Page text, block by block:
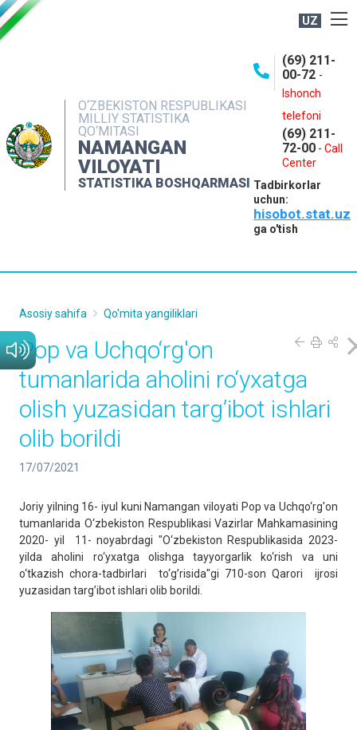
UZ
O‘ZBEKISTON RESPUBLIKASI
MILLIY STATISTIKA
QO‘MITASI
NAMANGAN
VILOYATI
STATISTIKA BOSHQARMASI
(69) 211-
00-72 -
Ishonch
telefoni
(69) 211-
72-00 - Call
Center
Tadbirkorlar
uchun:
hisobot.stat.uz
ga o'tish
NASHRLAR
INTERAKTIV XIZMATLAR
MATBUOT XIZMATI
MUROJAATLAR
Asosiy sahifa Qo'mita yangiliklari
Pop va Uchqo‘rg'on
tumanlarida aholini ro‘yxatga
olish yuzasidan targ’ibot ishlari
olib borildi
17/07/2021
Joriy yilning 16- iyul kuni Namangan viloyati Pop va Uchqo‘rg'on
tumanlarida O‘zbekiston Respublikasi Vazirlar Mahkamasining
2020- yil 11- noyabrdagi "O‘zbekiston Respublikasida 2023-
yilda aholini ro‘yxatga olishga tayyorgarlik ko‘rish va uni
o‘tkazish chora-tadbirlari to‘g’risida"gi 710-son Qarori ijrosi
yuzasidan targ’ibot ishlari olib borildi.